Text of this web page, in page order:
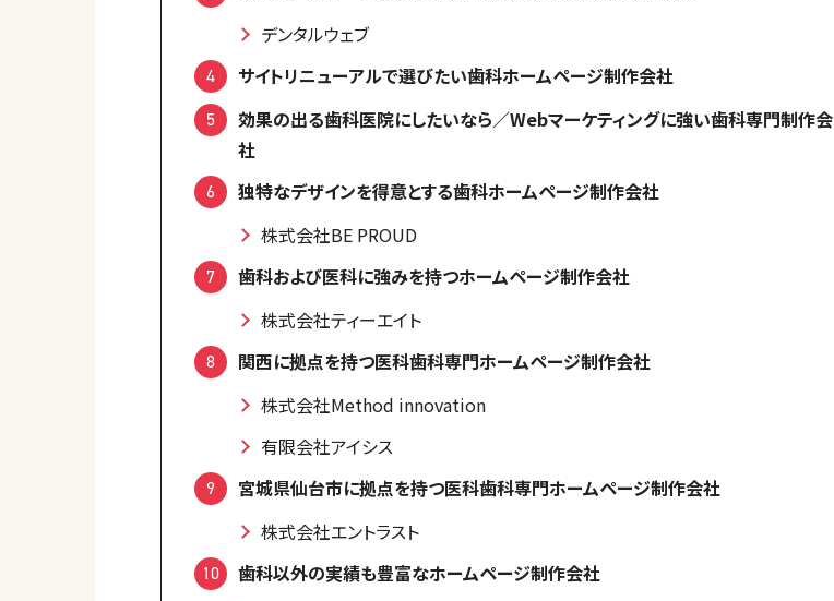
デンタルウェブ
サイトリニューアルで選びたい歯科ホームページ制作会社
効果の出る歯科医院にしたいなら／Webマーケティングに強い歯科専門制作会
社
独特なデザインを得意とする歯科ホームページ制作会社
株式会社BE PROUD
歯科および医科に強みを持つホームページ制作会社
株式会社ティーエイト
関西に拠点を持つ医科歯科専門ホームページ制作会社
株式会社Method innovation
有限会社アイシス
宮城県仙台市に拠点を持つ医科歯科専門ホームページ制作会社
株式会社エントラスト
歯科以外の実績も豊富なホームページ制作会社